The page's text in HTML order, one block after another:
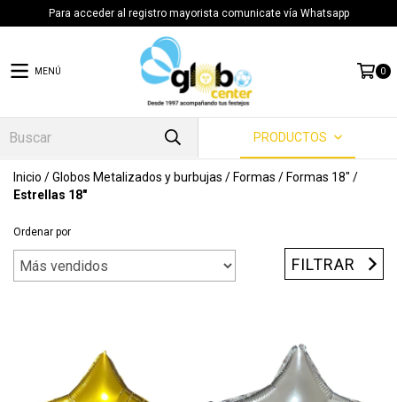
Para acceder al registro mayorista comunicate vía Whatsapp
MENÚ 0
PRODUCTOS
Inicio /Globos Metalizados y burbujas / Formas / Formas 18" /
Estrellas 18"
Ordenar por
FILTRAR